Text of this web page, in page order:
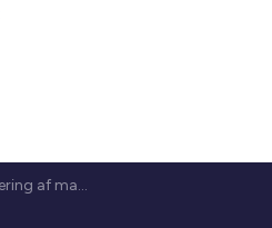
Regulering af maksimumhuslejen for 2008